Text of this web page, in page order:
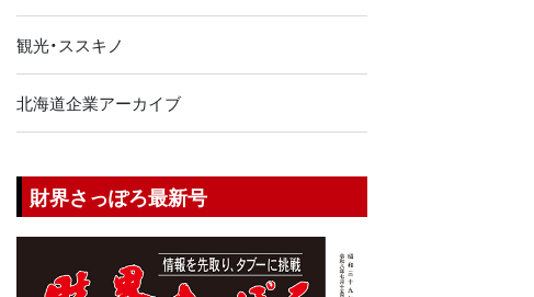
観光・ススキノ
北海道企業アーカイブ
財界さっぽろ最新号